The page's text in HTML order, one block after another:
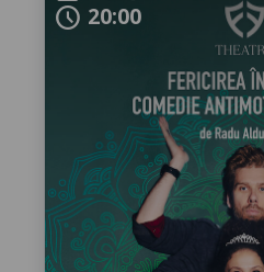
schedule 20:00